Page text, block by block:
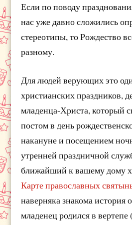
Если по поводу
нас уже давно сложились
стереотипы, то Рождество
разному.
Для людей верующих это
христианских праздников,
младенца-Христа, который
постом в день
накануне и посещением
утренней праздничной
ближайший к вашему дому
Карте православных
наверняка знакома история
младенец родился в